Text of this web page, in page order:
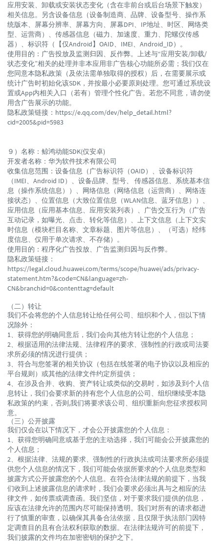
应用安装、卸载或安装状态变化（含在非前台或后台场景下触发）
相关信息。另含设备信息（设备制造商、品牌、设备型号、操作系
统版本、屏幕分辨率、屏幕方向、屏幕DPI、IP地址、时区、网络类
型、运营商）、传感器信息（磁力、加速度、重力、陀螺仪传感
器）、标识符（【仅Android】OAID、IMEI、Android_ID）。
使用目的：广告投放及监测归因、反作弊。上述与“应用安装/卸载/
状态变化”相关的处理并非本应用非广告核心功能所必需；我们仅在
您同意本隐私政策（及依法需单独取得的授权）后，在需要展示或
统计广告时初始化该SDK，并按最小必要原则处理。您可通过系统设
置或App内相关入口（若有）管理个性化广告。若您不同意，请勿使
用含广告展示的功能。
隐私政策链接：https://e.qq.com/dev/help_detail.html?
cid=2005&pid=5983
９）名称：鲸鸿动能SDK(仅安卓)
开发者名称：华为软件技术有限公司
收集信息范围：设备信息（广告标识符（OAID）、设备标识符
（IMEI、Android ID）、设备品牌、型号、 传感器信息、系统基本信
息（操作系统信息））、网络信息（网络信息（运营商）、网络连
接状态）、位置信息（大致位置信息（WLAN信息、蓝牙信息））、
应用信息（应用基本信息、应用安装列表）、广告交互行为（广告
互动记录，如曝光、点击、转化等信息）、上下文信息（上下文实
时信息（模块栏目名称、文章标题、图片等信息）、（可选）经纬
度信息、仅用于单次请求、不存储）。
使用目的：程序化广告投放、广告监测归因与反作弊。
隐私政策链接：
https://legal.cloud.huawei.com/terms/scope/huawei/ads/privacy-
statement.htm?&code=CN&language=zh-
CN&branchid=0&contenttag=default
（二）转让
我们不会将您的个人信息转让给任何公司、组织和个人，但以下情
况除外：
1、获得您的明确同意后，我们会向其他方转让您的个人信息；
2、根据适用的法律法规、法律程序的要求、强制性的行政或司法要
求所必须的情况进行提供；
3、符合与您签署的相关协议（包括在线签署的电子协议以及相应的
平台规则）或其他的法律文件约定所提供；
4、在涉及合并、收购、资产转让或类似的交易时，如涉及到个人信
息转让，我们会要求新的持有您个人信息的公司、组织继续受本隐
私政策的约束，否则,我们将要求该公司、组织重新向您征求授权同
意。
（三）公开披露
我们仅会在以下情况下，才会公开披露您的个人信息：
1、获得您明确同意或基于您的主动选择，我们可能会公开披露您的
个人信息；
2、根据法律、法规的要求、强制性的行政执法或司法要求所必须提
供您个人信息的情况下，我们可能会依据所要求的个人信息类型和
披露方式公开披露您的个人信息。在符合法律法规的前提下，当我
们收到上述披露信息的请求时，我们会要求必须出具与之相应的法
律文件，如传票或调查函。我们坚信，对于要求我们提供的信息，
应该在法律允许的范围内尽可能保持透明。我们对所有的请求都进
行了慎重的审查，以确保其具备合法依据，且仅限于执法部门因特
定调查目的且有合法权利获取的数据。在法律法规许可的前提下，
我们披露的文件均在加密密钥的保护之下。